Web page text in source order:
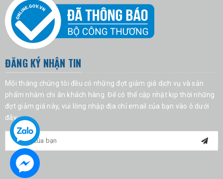
ĐĂNG KÝ NHẬN TIN
Mỗi tháng chúng tôi đều có những đợt giảm giá dịch vụ và sản
phẩm nhằm chi ân khách hàng. Để có thể cập nhật kịp thời những
đợt giảm giá này, vui lòng nhập địa chỉ email của bạn vào ô dưới
đây.